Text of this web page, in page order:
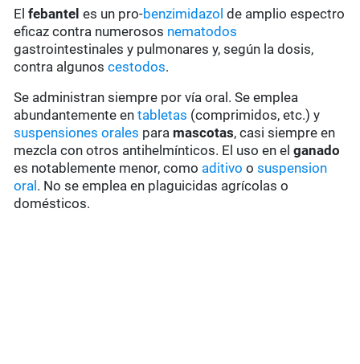
Elfebantel es un pro-benzimidazol de amplio espectro
eficaz contra numerosos nematodos
gastrointestinales y pulmonares y, según la dosis,
contra algunoscestodos.
Se administran siempre por vía oral. Se emplea
abundantemente entabletas (comprimidos, etc.) y
suspensiones orales para mascotas, casi siempre en
mezcla con otros antihelmínticos. El uso en elganado
es notablemente menor, como aditivo osuspension
oral . No se emplea en plaguicidas agrícolas o
domésticos.